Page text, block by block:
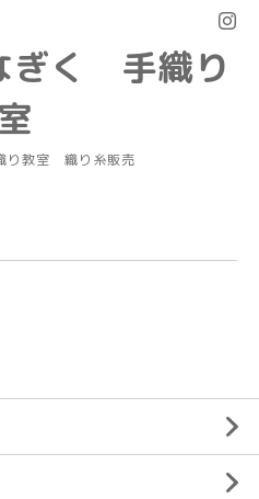
ぎく 手織り
り教室 織り糸販売